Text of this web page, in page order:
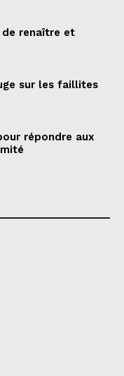
renaître et
sur les faillites
répondre aux